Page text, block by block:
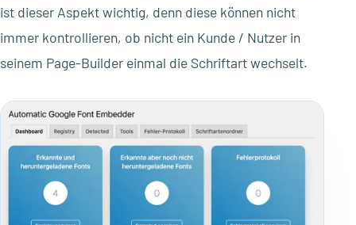
ist dieser Aspekt wichtig, denn diese können nicht
immer kontrollieren, ob nicht ein Kunde / Nutzer in
seinem Page-Builder einmal die Schriftart wechselt.